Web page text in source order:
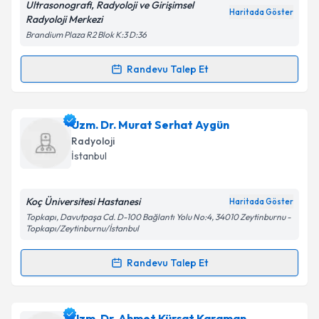
Kişisel verilerimin işlenmesine ilişkin
Aydınlatma
Metni'ni okudum ve kişisel verilerimin belirtilen
kapsamda işlenmesini kabul ediyorum.
Takvim Talebini Gönder
Ultrasonografi, Radyoloji ve Girişimsel
Radyoloji Merkezi
Haritada Göster
Brandium Plaza R2 Blok K:3 D:36
Randevu Talep Et
Randevu Takvimi Talebi
Prof. Dr. Zekai Pekkafalıiçin randevu takvimi talebi
oluşturun. Size bu uzmandan randevu almanız için bir
takvim hazırlandığında e-posta ile bilgilendireceğiz.
Kişisel verilerimin işlenmesine ilişkinAydınlatma
'ni okudum ve kişisel verilerimin belirtilen
kapsamda işlenmesini kabul ediyorum.
Uzm. Dr. Murat Serhat Aygün
Radyoloji
İstanbul
Koç Üniversitesi Hastanesi Haritada Göster
Topkapı, Davutpaşa Cd. D-100 Bağlantı Yolu No:4, 34010 Zeytinburnu -
Topkapı/Zeytinburnu/İstanbul
Randevu Talep Et
Randevu Takvimi Talebi